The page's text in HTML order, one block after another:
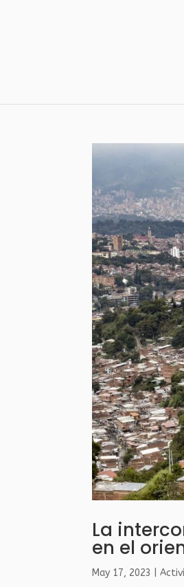
La
en el
May 17, 2023 |